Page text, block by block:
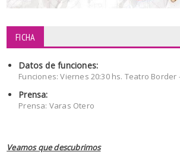
FICHA
Datos de funciones:
Funciones: Viernes 20:30 hs. Teatro Border
Prensa:
Prensa: Varas Otero
Veamos que descubrimos